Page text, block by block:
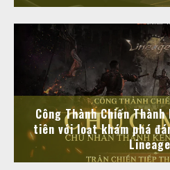
Công Thành Chiến
tiên với loạt khám phá